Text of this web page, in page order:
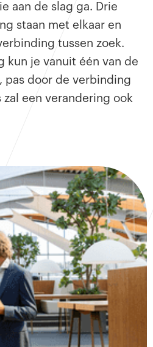
aan de slag ga. Drie
staan met elkaar en
tussen zoek.
kun je vanuit één van de
pas door de verbinding
een verandering ook